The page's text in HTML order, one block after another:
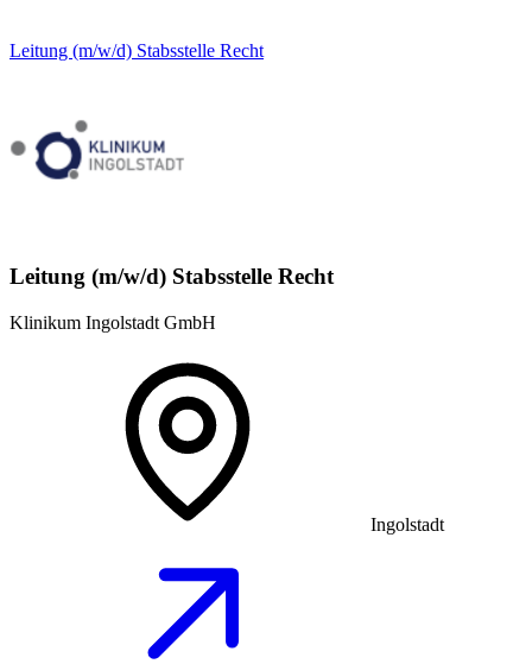
Leitung (m/w/d) Stabsstelle Recht
Leitung (m/w/d) Stabsstelle Recht
Klinikum Ingolstadt GmbH
Ingolstadt